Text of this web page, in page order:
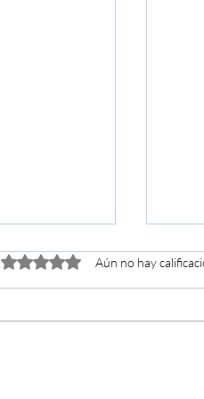
Obtuvo 0 de 5 estrellas.
Aún no hay